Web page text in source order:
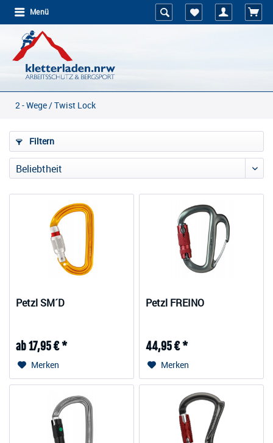
Menü
2 - Wege / Twist Lock
Filtern
Petzl SM´D
ab 17,95 € *
Merken
Petzl FREINO
44,95 € *
Merken